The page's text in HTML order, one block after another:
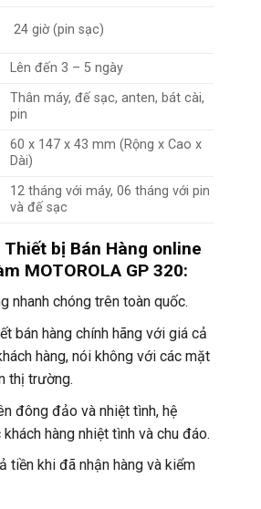
24 giờ (pin sạc)
Lên đến 3 – 5 ngày
Thân máy, đế sạc, anten, bát cài,
pin
60 x 147 x 43 mm (Rộng x Cao x
Dài)
12 tháng với máy, 06 tháng với pin
và đế sạc
bị Bán Hàng online
MOTOROLA GP 320:
nhanh chóng trên toàn quốc.
bán hàng chính hãng với giá cả
hàng, nói không với các mặt
thị trường.
đông đảo và nhiệt tình, hệ
hàng nhiệt tình và chu đáo.
tiền khi đã nhận hàng và kiểm